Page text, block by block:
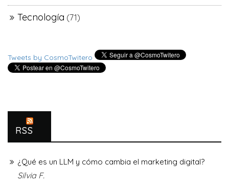
Tecnología (71)
Tweets by CosmoTwitero
RSS
¿Qué es un LLM y cómo cambia el marketing digital?
Silvia F.